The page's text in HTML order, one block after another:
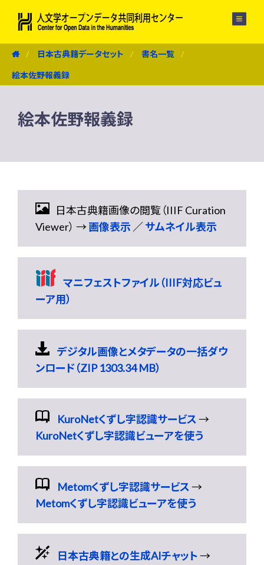
日本古典籍データセット 書名一覧
絵本佐野報義録
絵本佐野報義録
日本古典籍画像の閲覧（IIIF Curation
Viewer） →画像表示 ／サムネイル表示
マニフェストファイル（IIIF対応ビュ
ーア用）
デジタル画像とメタデータの一括ダウ
ンロード（ZIP 1303.34 MB）
KuroNetくずし字認識サービス→
KuroNetくずし字認識ビューアを使う
Metomくずし字認識サービス→
Metomくずし字認識ビューアを使う
日本古典籍との生成AIチャット→